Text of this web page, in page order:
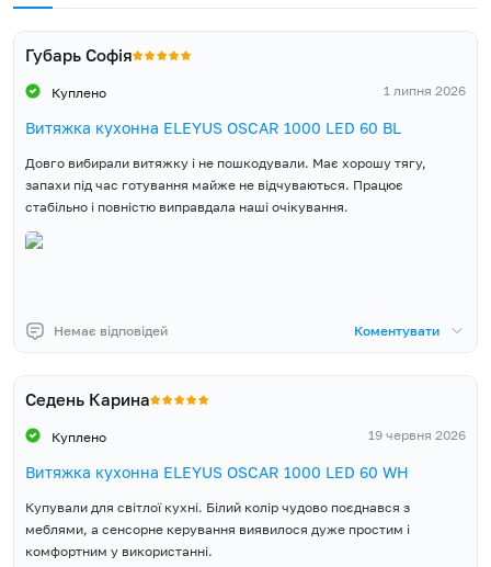
Губарь Софія
Куплено 1 липня 2026
Витяжка кухонна ELEYUS OSCAR 1000 LED 60 BL
Довго вибирали витяжку і не пошкодували. Має хорошу тягу,
запахи під час готування майже не відчуваються. Працює
стабільно і повністю виправдала наші очікування.
Немає відповідей Коментувати
Седень Карина
Куплено 19 червня 2026
Витяжка кухонна ELEYUS OSCAR 1000 LED 60 WH
Купували для світлої кухні. Білий колір чудово поєднався з
меблями, а сенсорне керування виявилося дуже простим і
комфортним у використанні.